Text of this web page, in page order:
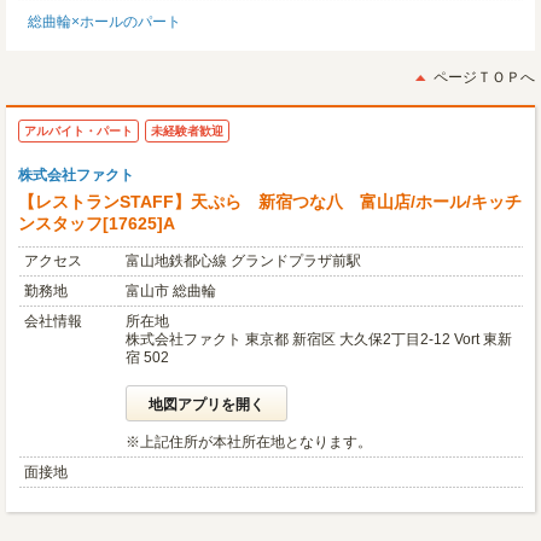
総曲輪×ホールのパート
ページＴＯＰへ
アルバイト・パート 未経験者歓迎
株式会社ファクト
【レストランSTAFF】天ぷら 新宿つな八 富山店/ホール/キッチ
ンスタッフ[17625]A
アクセス
富山地鉄都心線 グランドプラザ前駅
勤務地
富山市 総曲輪
会社情報
所在地
株式会社ファクト 東京都 新宿区 大久保2丁目2-12 Vort 東新
宿 502
地図アプリを開く
※上記住所が本社所在地となります。
面接地